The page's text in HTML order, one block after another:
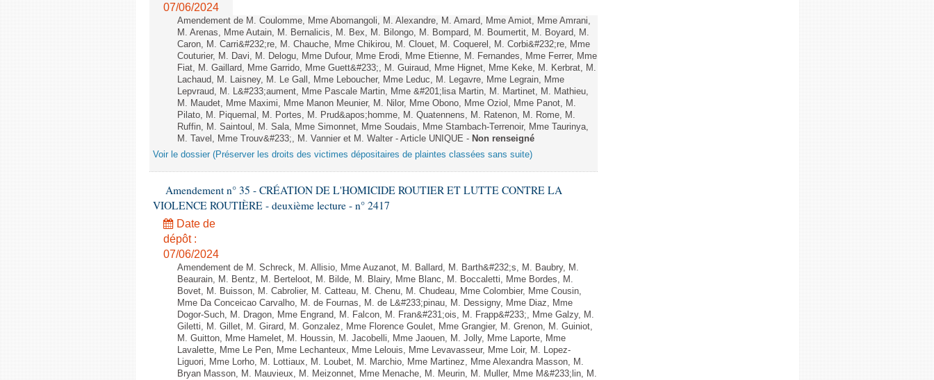
07/06/2024
Amendement de M. Coulomme, Mme Abomangoli, M. Alexandre, M. Amard, Mme Amiot, Mme Amrani,
M. Arenas, Mme Autain, M. Bernalicis, M. Bex, M. Bilongo, M. Bompard, M. Boumertit, M. Boyard, M.
Caron, M. Carri&#232;re, M. Chauche, Mme Chikirou, M. Clouet, M. Coquerel, M. Corbi&#232;re, Mme
Couturier, M. Davi, M. Delogu, Mme Dufour, Mme Erodi, Mme Etienne, M. Fernandes, Mme Ferrer, Mme
Fiat, M. Gaillard, Mme Garrido, Mme Guett&#233;, M. Guiraud, Mme Hignet, Mme Keke, M. Kerbrat, M.
Lachaud, M. Laisney, M. Le Gall, Mme Leboucher, Mme Leduc, M. Legavre, Mme Legrain, Mme
Lepvraud, M. L&#233;aument, Mme Pascale Martin, Mme &#201;lisa Martin, M. Martinet, M. Mathieu,
M. Maudet, Mme Maximi, Mme Manon Meunier, M. Nilor, Mme Obono, Mme Oziol, Mme Panot, M.
Pilato, M. Piquemal, M. Portes, M. Prud&apos;homme, M. Quatennens, M. Ratenon, M. Rome, M.
Ruffin, M. Saintoul, M. Sala, Mme Simonnet, Mme Soudais, Mme Stambach-Terrenoir, Mme Taurinya,
M. Tavel, Mme Trouv&#233;, M. Vannier et M. Walter - Article UNIQUE - Non renseigné
Voir le dossier (Préserver les droits des victimes dépositaires de plaintes classées sans suite)
Amendement n° 35 - CRÉATION DE L'HOMICIDE ROUTIER ET LUTTE CONTRE LA
VIOLENCE ROUTIÈRE - deuxième lecture - n° 2417
Date de
dépôt :
07/06/2024
Amendement de M. Schreck, M. Allisio, Mme Auzanot, M. Ballard, M. Barth&#232;s, M. Baubry, M.
Beaurain, M. Bentz, M. Berteloot, M. Bilde, M. Blairy, Mme Blanc, M. Boccaletti, Mme Bordes, M.
Bovet, M. Buisson, M. Cabrolier, M. Catteau, M. Chenu, M. Chudeau, Mme Colombier, Mme Cousin,
Mme Da Conceicao Carvalho, M. de Fournas, M. de L&#233;pinau, M. Dessigny, Mme Diaz, Mme
Dogor-Such, M. Dragon, Mme Engrand, M. Falcon, M. Fran&#231;ois, M. Frapp&#233;, Mme Galzy, M.
Giletti, M. Gillet, M. Girard, M. Gonzalez, Mme Florence Goulet, Mme Grangier, M. Grenon, M. Guiniot,
M. Guitton, Mme Hamelet, M. Houssin, M. Jacobelli, Mme Jaouen, M. Jolly, Mme Laporte, Mme
Lavalette, Mme Le Pen, Mme Lechanteux, Mme Lelouis, Mme Levavasseur, Mme Loir, M. Lopez-
Liguori, Mme Lorho, M. Lottiaux, M. Loubet, M. Marchio, Mme Martinez, Mme Alexandra Masson, M.
Bryan Masson, M. Mauvieux, M. Meizonnet, Mme Menache, M. Meurin, M. Muller, Mme M&#233;lin, M.